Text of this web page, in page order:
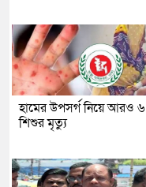
হামের উপসর্গ নিয়ে আরও ৬
শিশুর মৃত্যু